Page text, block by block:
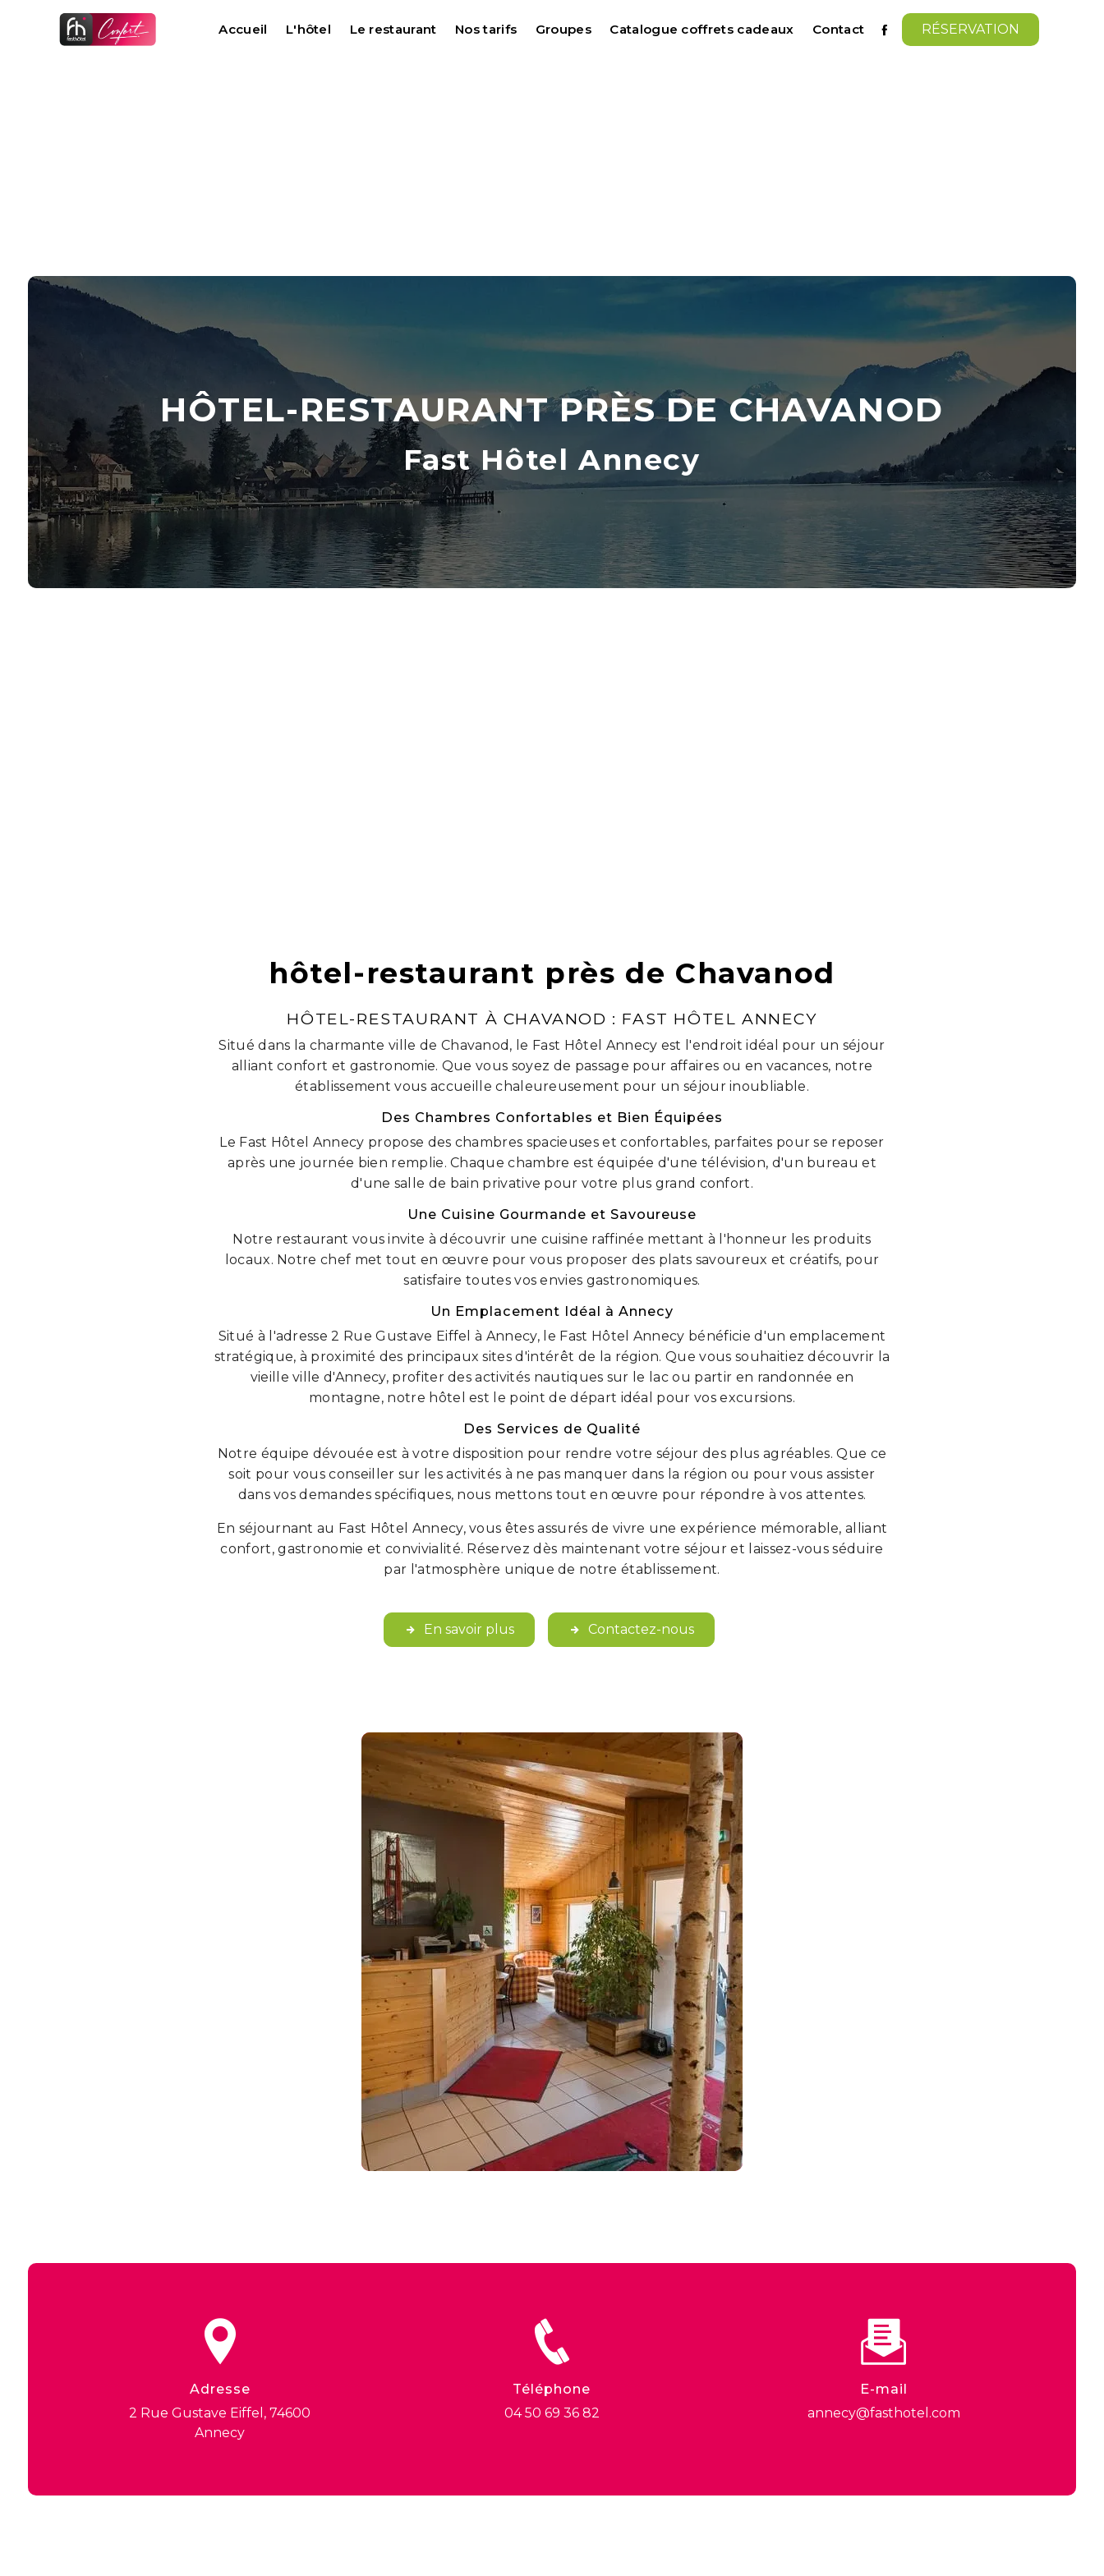
Accueil L'hôtel Le restaurant Nos tarifs Groupes Catalogue coffrets cadeaux Contact RÉSERVATION
HÔTEL-RESTAURANT PRÈS DE CHAVANOD
Fast Hôtel Annecy
hôtel-restaurant près de Chavanod
HÔTEL-RESTAURANT À CHAVANOD : FAST HÔTEL ANNECY
Situé dans la charmante ville de Chavanod, le Fast Hôtel Annecy est l'endroit idéal pour un séjour
alliant confort et gastronomie. Que vous soyez de passage pour affaires ou en vacances, notre
établissement vous accueille chaleureusement pour un séjour inoubliable.
Des Chambres Confortables et Bien Équipées
Le Fast Hôtel Annecy propose des chambres spacieuses et confortables, parfaites pour se reposer
après une journée bien remplie. Chaque chambre est équipée d'une télévision, d'un bureau et
d'une salle de bain privative pour votre plus grand confort.
Une Cuisine Gourmande et Savoureuse
Notre restaurant vous invite à découvrir une cuisine raffinée mettant à l'honneur les produits
locaux. Notre chef met tout en œuvre pour vous proposer des plats savoureux et créatifs, pour
satisfaire toutes vos envies gastronomiques.
Un Emplacement Idéal à Annecy
Situé à l'adresse 2 Rue Gustave Eiffel à Annecy, le Fast Hôtel Annecy bénéficie d'un emplacement
stratégique, à proximité des principaux sites d'intérêt de la région. Que vous souhaitiez découvrir la
vieille ville d'Annecy, profiter des activités nautiques sur le lac ou partir en randonnée en
montagne, notre hôtel est le point de départ idéal pour vos excursions.
Des Services de Qualité
Notre équipe dévouée est à votre disposition pour rendre votre séjour des plus agréables. Que ce
soit pour vous conseiller sur les activités à ne pas manquer dans la région ou pour vous assister
dans vos demandes spécifiques, nous mettons tout en œuvre pour répondre à vos attentes.
En séjournant au Fast Hôtel Annecy, vous êtes assurés de vivre une expérience mémorable, alliant
confort, gastronomie et convivialité. Réservez dès maintenant votre séjour et laissez-vous séduire
par l'atmosphère unique de notre établissement.
En savoir plus Contactez-nous
Adresse
2 Rue Gustave Eiffel, 74600
Annecy
Téléphone
04 50 69 36 82
E-mail
annecy@fasthotel.com